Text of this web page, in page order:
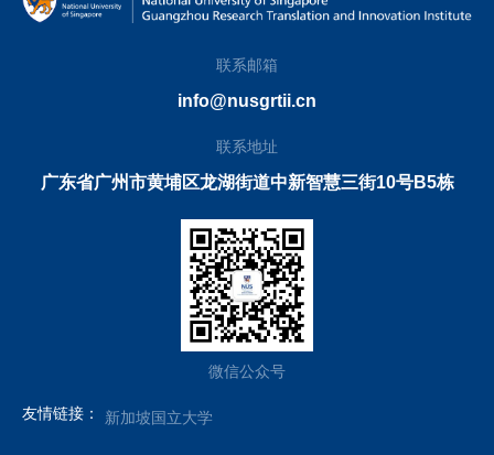
联系邮箱
info@nusgrtii.cn
联系地址
广东省广州市黄埔区龙湖街道中新智慧三街10号B5栋
微信公众号
友情链接： 新加坡国立大学